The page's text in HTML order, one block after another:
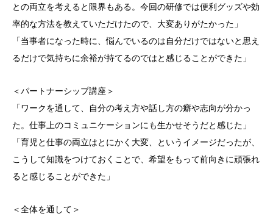
との両立を考えると限界もある。今回の研修では便利グッズや効
率的な方法を教えていただけたので、大変ありがたかった」
「当事者になった時に、悩んでいるのは自分だけではないと思え
るだけで気持ちに余裕が持てるのではと感じることができた」
＜パートナーシップ講座＞
「ワークを通して、自分の考え方や話し方の癖や志向が分かっ
た。仕事上のコミュニケーションにも生かせそうだと感じた」
「育児と仕事の両立はとにかく大変、というイメージだったが、
こうして知識をつけておくことで、希望をもって前向きに頑張れ
ると感じることができた」
＜全体を通して＞